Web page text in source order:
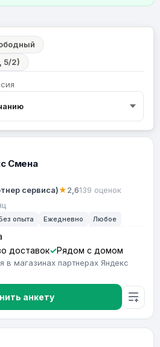
5/2)
Смена
сервиса)★2,6139 оценок
опыта Ежедневно Любое
доставок
Рядом с домом
в магазинах партнерах Яндекс
анкету